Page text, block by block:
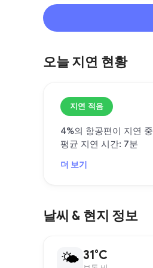
오늘 지연 현황
지연 적음
4%의 항공편이 지연 중
평균 지연 시간: 7분
더 보기
날씨 & 현지 정보
🌤 31°C